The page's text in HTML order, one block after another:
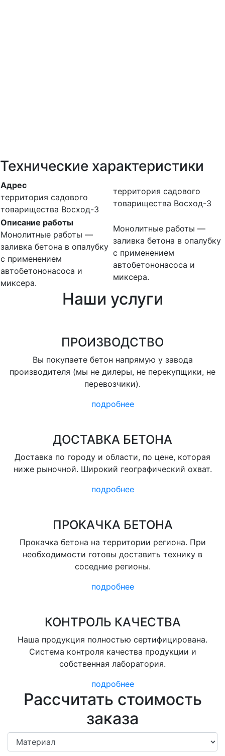
Технические характеристики
Адрес
территория садового
товарищества Восход-3
территория садового
товарищества Восход-3
Описание работы
Монолитные работы —
заливка бетона в опалубку
с применением
автобетононасоса и
миксера.
Монолитные работы —
заливка бетона в опалубку
с применением
автобетононасоса и
миксера.
Наши услуги
ПРОИЗВОДСТВО
Вы покупаете бетон напрямую у завода
производителя (мы не дилеры, не перекупщики, не
перевозчики).
подробнее
ДОСТАВКА БЕТОНА
Доставка по городу и области, по цене, которая
ниже рыночной. Широкий географический охват.
подробнее
ПРОКАЧКА БЕТОНА
Прокачка бетона на территории региона. При
необходимости готовы доставить технику в
соседние регионы.
подробнее
КОНТРОЛЬ КАЧЕСТВА
Наша продукция полностью сертифицирована.
Система контроля качества продукции и
собственная лаборатория.
подробнее
Рассчитать стоимость
заказа